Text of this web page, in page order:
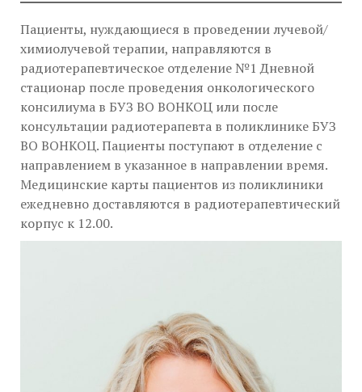
Пациенты, нуждающиеся в проведении лучевой/
химиолучевой терапии, направляются в
радиотерапевтическое отделение №1 Дневной
стационар после проведения онкологического
консилиума в БУЗ ВО ВОНКОЦ или после
консультации радиотерапевта в поликлинике БУЗ
ВО ВОНКОЦ. Пациенты поступают в отделение с
направлением в указанное в направлении время.
Медицинские карты пациентов из поликлиники
ежедневно доставляются в радиотерапевтический
корпус к 12.00.